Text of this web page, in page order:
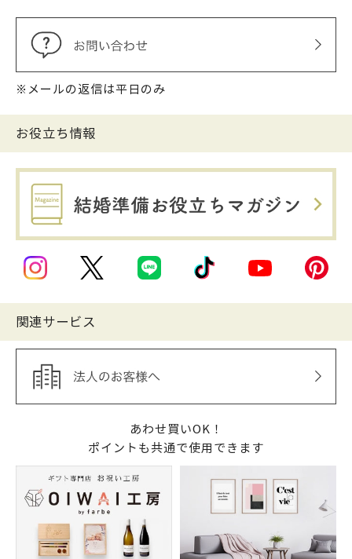
※メールの返信は平日のみ
お役立ち情報
関連サービス
あわせ買いOK！
ポイントも共通で使用できます